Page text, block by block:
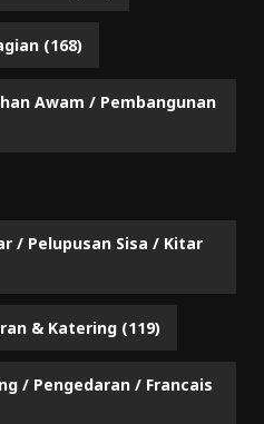
(168)
Awam / Pembangunan
/ Pelupusan Sisa / Kitar
& Katering (119)
/ Pengedaran / Francais